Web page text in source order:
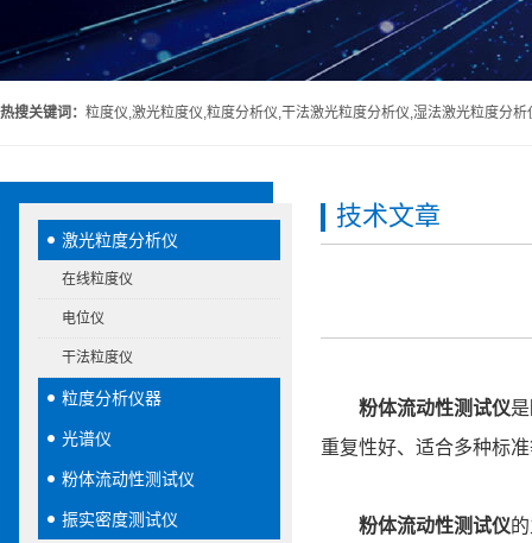
热搜关键词： 粒度仪,激光粒度仪,粒度分析仪,干法激光粒度分析仪,湿法激光粒度分析
激光粒度分析仪
在线粒度仪
电位仪
干法粒度仪
粒度分析仪器
光谱仪
粉体流动性测试仪
振实密度测试仪
技术文章
粉体流动性测试仪
重复性好、适合多种标
粉体流动性测试仪